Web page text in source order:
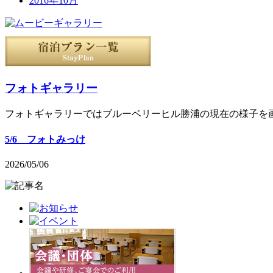
フォトギャラリー
フォトギャラリーではブルーベリーヒル勝浦の現在の様子を
5/6 フォトみっけ
2026/05/06